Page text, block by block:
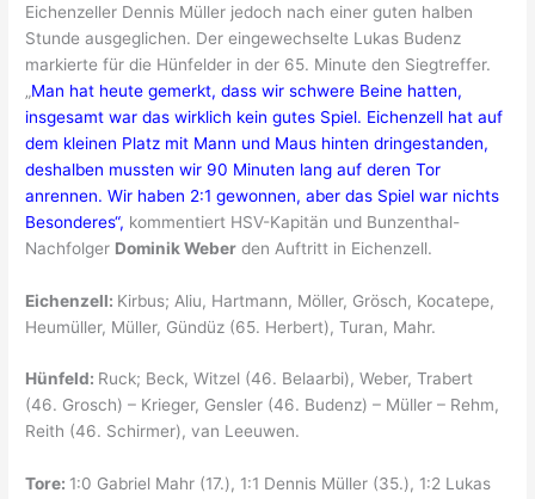
Eichenzeller Dennis Müller jedoch nach einer guten halben
Stunde ausgeglichen. Der eingewechselte Lukas Budenz
markierte für die Hünfelder in der 65. Minute den Siegtreffer.
„ Man hat heute gemerkt, dass wir schwere Beine hatten,
insgesamt war das wirklich kein gutes Spiel. Eichenzell hat auf
dem kleinen Platz mit Mann und Maus hinten dringestanden,
deshalben mussten wir 90 Minuten lang auf deren Tor
anrennen. Wir haben 2:1 gewonnen, aber das Spiel war nichts
Besonderes“, kommentiert HSV-Kapitän und Bunzenthal-
Nachfolger Dominik Weber den Auftritt in Eichenzell.
Eichenzell: Kirbus; Aliu, Hartmann, Möller, Grösch, Kocatepe,
Heumüller, Müller, Gündüz (65. Herbert), Turan, Mahr.
Hünfeld: Ruck; Beck, Witzel (46. Belaarbi), Weber, Trabert
(46. Grosch) – Krieger, Gensler (46. Budenz) – Müller – Rehm,
Reith (46. Schirmer), van Leeuwen.
Tore: 1:0 Gabriel Mahr (17.), 1:1 Dennis Müller (35.), 1:2 Lukas